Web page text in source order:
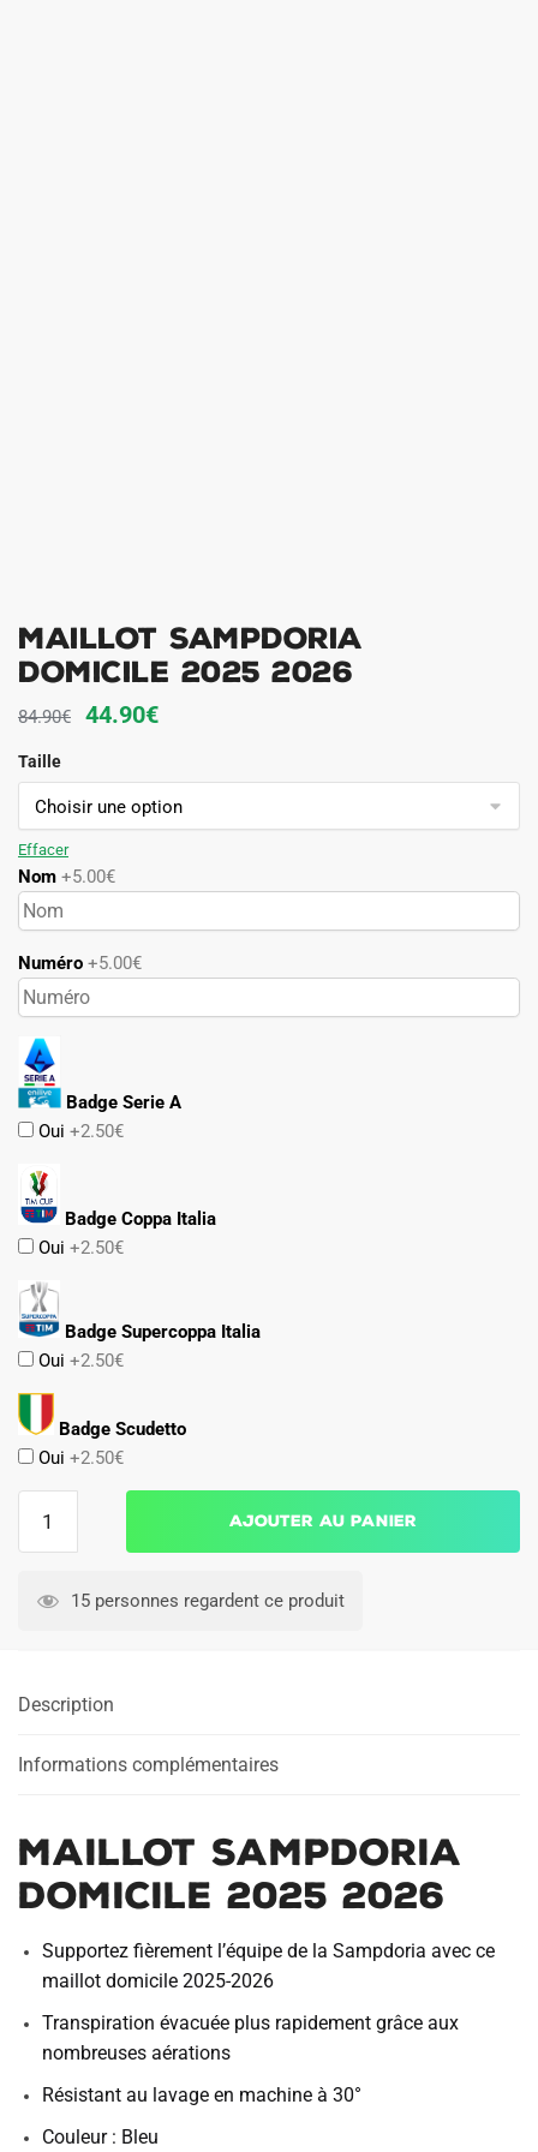
MAILLOT SAMPDORIA
DOMICILE 2025 2026
84.90€
Le
initial
était :
44.90€Le
actuel
est :
Taille
Effacer
Nom +5.00€
Numéro +5.00€
Badge Serie A
Oui +2.50€
Badge Coppa Italia
Oui +2.50€
Badge Supercoppa Italia
Oui +2.50€
Badge Scudetto
Oui +2.50€
SAMPDORIA
Ajouter au panier
15 personnes regardent ce produit
Description
Informations complémentaires
MAILLOT SAMPDORIA
DOMICILE 2025 2026
Supportez fièrement l’équipe de la Sampdoria avec ce
maillot domicile 2025-2026
Transpiration évacuée plus rapidement grâce aux
nombreuses aérations
Résistant au lavage en machine à 30°
Couleur : Bleu